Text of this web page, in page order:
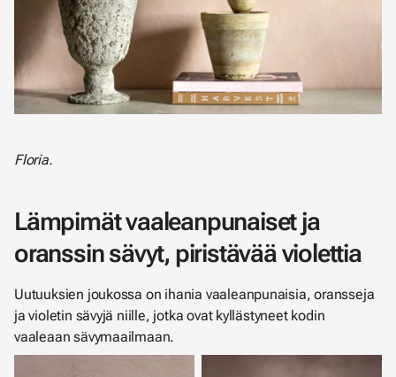
Floria.
Lämpimät vaaleanpunaiset ja
oranssin sävyt, piristävää violettia
Uutuuksien joukossa on ihania vaaleanpunaisia, oransseja
ja violetin sävyjä niille, jotka ovat kyllästyneet kodin
vaaleaan sävymaailmaan.